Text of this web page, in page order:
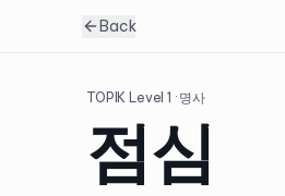
Back
TOPIK Level1 · 명사
점심